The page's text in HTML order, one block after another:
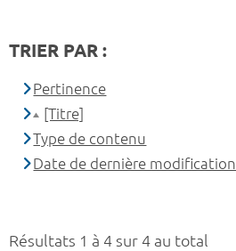
Résultats 1 à 4 sur 4 au total
TRIER PAR :
Pertinence
[Titre]
Type de contenu
Date de dernière modification